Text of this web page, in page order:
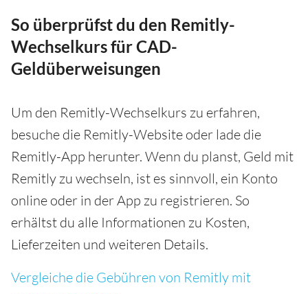
So überprüfst du den Remitly-
Wechselkurs für CAD-
Geldüberweisungen
Um den Remitly-Wechselkurs zu erfahren,
besuche die Remitly-Website oder lade die
Remitly-App herunter. Wenn du planst, Geld mit
Remitly zu wechseln, ist es sinnvoll, ein Konto
online oder in der App zu registrieren. So
erhältst du alle Informationen zu Kosten,
Lieferzeiten und weiteren Details.
Vergleiche die Gebühren von Remitly mit